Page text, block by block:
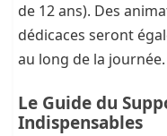
de 12 ans). Des
dédicaces seront
au long de la journée.
Le Guide du
Indispensables